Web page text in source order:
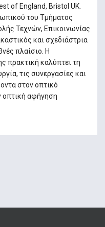
of England, Bristol UK.
του Τμήματος
Τεχνών, Επικοινωνίας
και σχεδιάστρια
πλαίσιο. Η
πρακτική καλύπτει τη
τις συνεργασίες και
στον οπτικό
οπτική αφήγηση